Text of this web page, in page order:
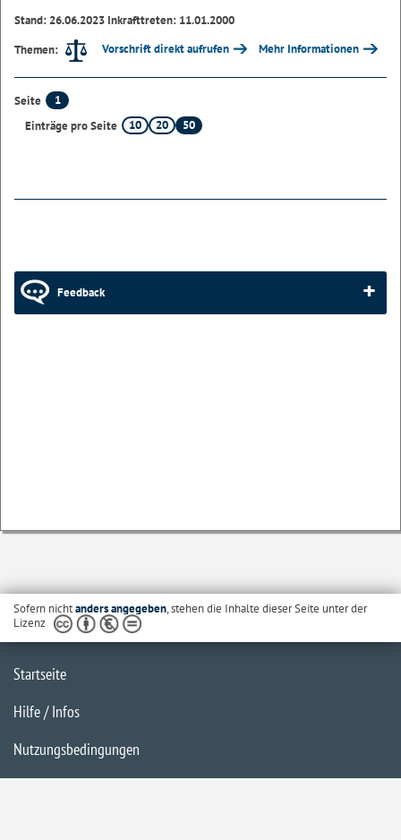
Stand: 26.06.2023 Inkrafttreten: 11.01.2000
Themen:
Vorschrift direkt aufrufen Mehr Informationen
Seite
1
Einträge pro Seite
10 20 50
Feedback
Sofern nichtanders angegeben, stehen die Inhalte dieser Seite unter der
Lizenz
Startseite
Hilfe / Infos
Nutzungsbedingungen